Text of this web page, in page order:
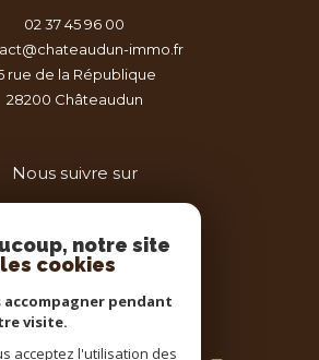
02 37 45 96 00
immo.fr
rue de la République
28200
châteaudun
Nous suivre sur
Adhérents
notre site
cookies
accompagner pendant
visite.
acceptez l'utilisation des